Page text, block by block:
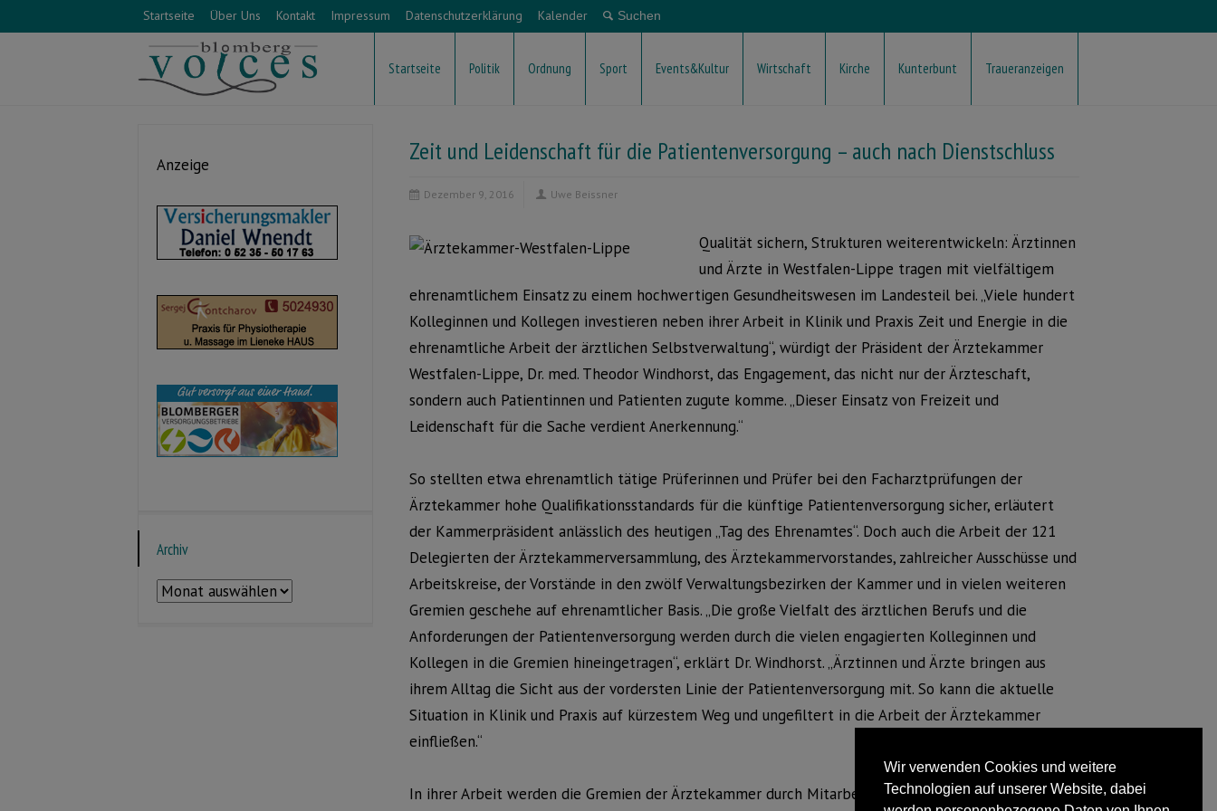
Wir verwenden Cookies und weitere
Technologien auf unserer Website, dabei
Startseite Über Uns Kontakt Impressum Datenschutzerklärung Kalender
Startseite Politik Ordnung Sport Events&Kultur Wirtschaft Kirche Kunterbunt Traueranzeigen
Zeit und Leidenschaft für die Patientenversorgung – auch nach Dienstschluss
Dezember 9, 2016 Uwe Beissner
Qualität sichern, Strukturen weiterentwickeln: Ärztinnen
und Ärzte in Westfalen-Lippe tragen mit vielfältigem
ehrenamtlichem Einsatz zu einem hochwertigen Gesundheitswesen im Landesteil bei. „Viele hundert
Kolleginnen und Kollegen investieren neben ihrer Arbeit in Klinik und Praxis Zeit und Energie in die
ehrenamtliche Arbeit der ärztlichen Selbstverwaltung“, würdigt der Präsident der Ärztekammer
Westfalen-Lippe, Dr. med. Theodor Windhorst, das Engagement, das nicht nur der Ärzteschaft,
sondern auch Patientinnen und Patienten zugute komme. „Dieser Einsatz von Freizeit und
Leidenschaft für die Sache verdient Anerkennung.“
So stellten etwa ehrenamtlich tätige Prüferinnen und Prüfer bei den Facharztprüfungen der
Ärztekammer hohe Qualifikationsstandards für die künftige Patientenversorgung sicher, erläutert
der Kammerpräsident anlässlich des heutigen „Tag des Ehrenamtes“. Doch auch die Arbeit der 121
Delegierten der Ärztekammerversammlung, des Ärztekammervorstandes, zahlreicher Ausschüsse und
Arbeitskreise, der Vorstände in den zwölf Verwaltungsbezirken der Kammer und in vielen weiteren
Gremien geschehe auf ehrenamtlicher Basis. „Die große Vielfalt des ärztlichen Berufs und die
Anforderungen der Patientenversorgung werden durch die vielen engagierten Kolleginnen und
Kollegen in die Gremien hineingetragen“, erklärt Dr. Windhorst. „Ärztinnen und Ärzte bringen aus
ihrem Alltag die Sicht aus der vordersten Linie der Patientenversorgung mit. So kann die aktuelle
Situation in Klinik und Praxis auf kürzestem Weg und ungefiltert in die Arbeit der Ärztekammer
einfließen.“
In ihrer Arbeit werden die Gremien der Ärztekammer durch Mitarbeiterinnen und Mitarbeiter der
Anzeige
Archiv
Archiv